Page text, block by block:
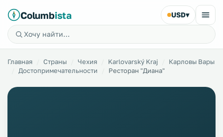
Columbista USD▾
Главная Страны Чехия Karlovarský Kraj
Карловы Вары
Достопримечательности
Ресторан "Диана"